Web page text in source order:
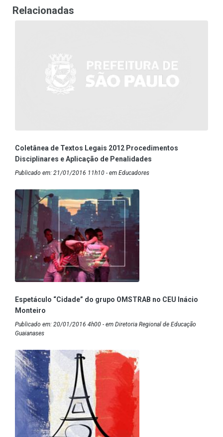
Relacionadas
Coletânea de Textos Legais 2012 Procedimentos
Disciplinares e Aplicação de Penalidades
Publicado em: 21/01/2016 11h10 - em Educadores
Espetáculo “Cidade” do grupo OMSTRAB no CEU Inácio
Monteiro
Publicado em: 20/01/2016 4h00 - em Diretoria Regional de Educação
Guaianases